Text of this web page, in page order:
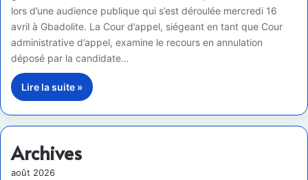
lors d’une audience publique qui s’est déroulée mercredi 16
avril à Gbadolite. La Cour d’appel, siégeant en tant que Cour
administrative d’appel, examine le recours en annulation
déposé par la candidate…
Lire la suite »
Archives
août 2026